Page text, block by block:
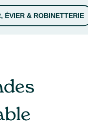
ÉVIER & ROBINETTERIE